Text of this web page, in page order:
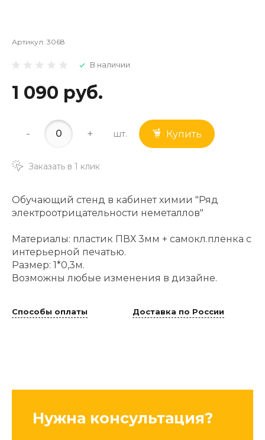
Артикул: 3068
В наличии
1 090 руб.
- + шт. Купить
Заказать в 1 клик
Обучающий стенд в кабинет химии "Ряд
электроотрицательности неметаллов"
Материалы: пластик ПВХ 3мм + самокл.пленка с
интерьерной печатью.
Размер: 1*0,3м.
Возможны любые изменения в дизайне.
Способы оплаты Доставка по России
Нужна консультация?